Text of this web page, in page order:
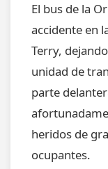
El bus de la
accidente en
Terry,
unidad de
parte
heridos de
ocupantes.